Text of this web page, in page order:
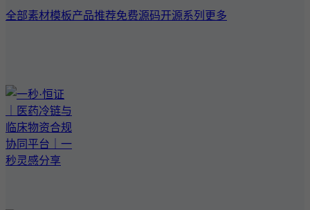
全部素材模板产品推荐免费源码开源系列 更多